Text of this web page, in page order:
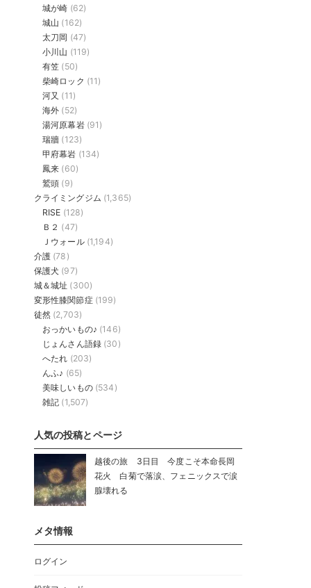
城が崎 (62)
城山 (162)
太刀岡 (47)
小川山 (119)
有笠 (50)
柴崎ロック (11)
河又 (11)
海外 (52)
湯河原幕岩(91)
瑞牆 (123)
甲府幕岩 (134)
鳳来 (60)
鷲頭 (9)
クライミングジム (1,365)
RISE (128)
Ｂ２ (47)
Ｊウォール(1,194)
介護 (78)
保護犬 (97)
城＆城址 (300)
変形性膝関節症(199)
徒然 (2,703)
おっかいもの♪ (146)
じょんさん語録(30)
へたれ (203)
んふ♪ (65)
美味しいもの(534)
雑記 (1,507)
人気の投稿とページ
越後の旅 3日目 今度こそ本命長岡
花火 白菊で落涙、フェニックスで涙
腺壊れる
メタ情報
ログイン